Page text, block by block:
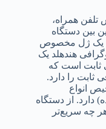
همراه،
بین دستگاه
یک ژل مخصوص
هندهلد یک
ثابت است که
ثابت را دارد.
انواع
دارد. از دستگاه
چه سریع‌تر